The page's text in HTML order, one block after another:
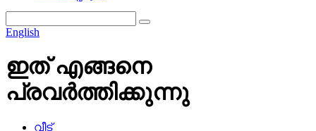
English
ഇത് എങ്ങനെ
പ്രവർത്തിക്കുന്നു
വീട്